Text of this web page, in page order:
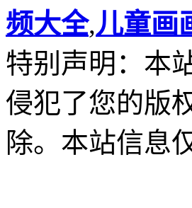
频大全,儿童画
特别声明：本
侵犯了您的版
除。本站信息